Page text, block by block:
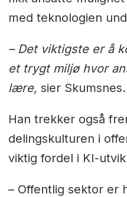
med teknologien
– Det viktigste er å
et trygt miljø hvor
lære, sier Skumsnes.
Han trekker også
delingskulturen i
viktig fordel i KI-
– Offentlig sektor er